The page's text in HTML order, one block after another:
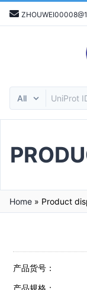
Home » Product
产品货号：
产品规格：